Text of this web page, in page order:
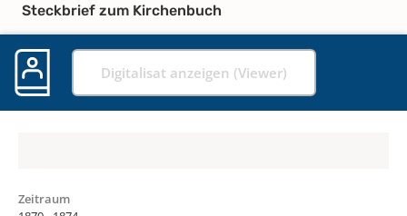
Steckbrief zum Kirchenbuch
Digitalisat anzeigen (Viewer)
Zeitraum